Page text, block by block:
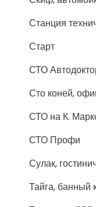
Станция
Старт
СТО
Сто коней,
СТО на К.
СТО Профи
Сулак,
Тайга, банный